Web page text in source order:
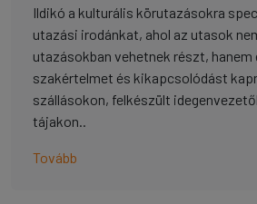
Ildikó a kulturális körutazásokra
utazási irodánkat, ahol az utasok
utazásokban vehetnek részt, hanem
szakértelmet és kikapcsolódást
szállásokon, felkészült
tájakon..
Tovább